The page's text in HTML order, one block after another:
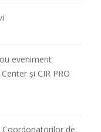
eveniment
și CIR PRO
Coordonatorilor de